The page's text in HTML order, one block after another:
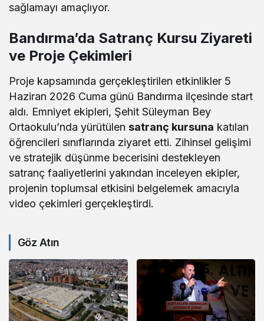
sağlamayı amaçlıyor.
Bandırma’da Satranç Kursu Ziyareti
ve Proje Çekimleri
Proje kapsamında gerçekleştirilen etkinlikler 5
Haziran 2026 Cuma günü Bandırma ilçesinde start
aldı. Emniyet ekipleri, Şehit Süleyman Bey
Ortaokulu’nda yürütülen satranç kursuna katılan
öğrencileri sınıflarında ziyaret etti. Zihinsel gelişimi
ve stratejik düşünme becerisini destekleyen
satranç faaliyetlerini yakından inceleyen ekipler,
projenin toplumsal etkisini belgelemek amacıyla
video çekimleri gerçekleştirdi.
Göz Atın